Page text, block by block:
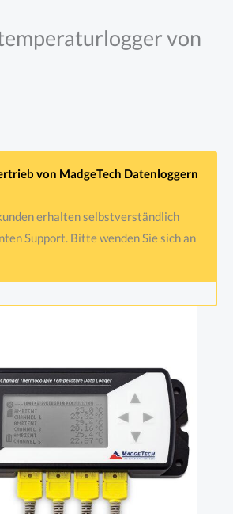
von
von MadgeTech Datenloggern
erhalten selbstverständlich
Support. Bitte wenden Sie sich an